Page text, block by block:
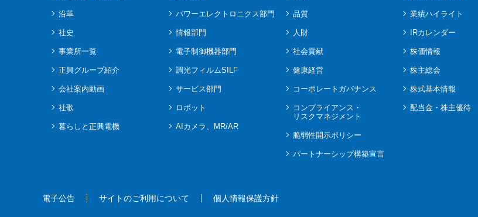
沿革
社史
事業所一覧
正興グループ紹介
会社案内動画
社歌
暮らしと正興電機
パワーエレクトロニクス部門
情報部門
電子制御機器部門
調光フィルムSILF
サービス部門
ロボット
AIカメラ、MR/AR
品質
人財
社会貢献
健康経営
コーポレートガバナンス
コンプライアンス・
リスクマネジメント
脆弱性開示ポリシー
パートナーシップ構築宣言
業績ハイライト
IRカレンダー
株価情報
株主総会
株式基本情報
配当金・株主優待
電子公告 サイトのご利用について 個人情報保護方針